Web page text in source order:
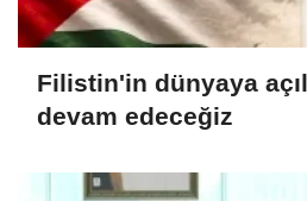
Filistin'in dünyaya
devam edeceğiz